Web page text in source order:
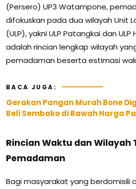
(Persero) UP3 Watampone,
difokuskan pada dua wilayah Unit
(ULP), yakni ULP Patangkai dan
adalah rincian lengkap wilayah
pemadaman beserta estimasi
BACA JUGA:
Gerakan Pangan Murah Bone
Beli Sembako di Bawah Harga
Rincian Waktu dan Wilayah
Pemadaman
Bagi masyarakat yang berdomisili